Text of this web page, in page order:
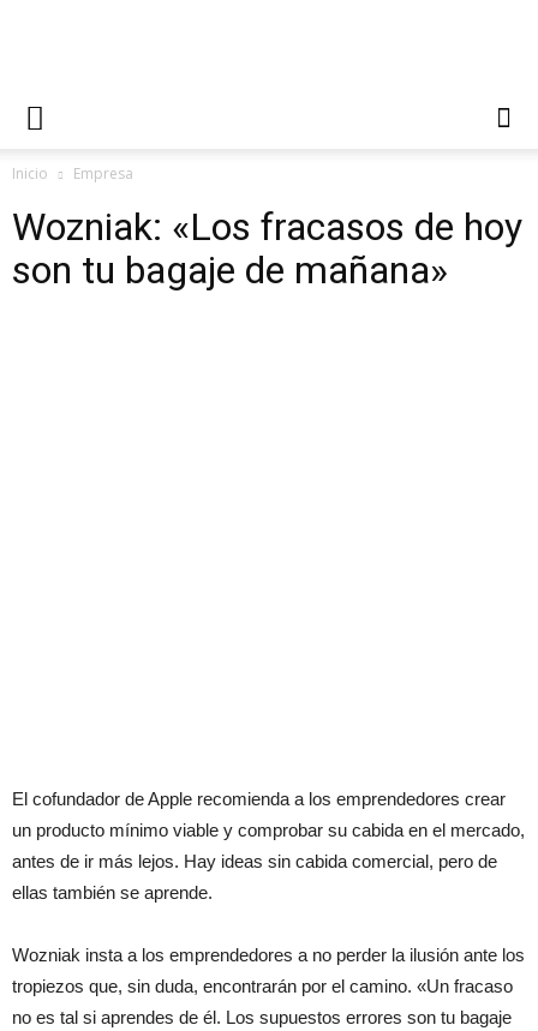
Inicio Empresa
Wozniak: «Los fracasos de hoy
son tu bagaje de mañana»
El cofundador de Apple recomienda a los emprendedores crear
un producto mínimo viable y comprobar su cabida en el mercado,
antes de ir más lejos. Hay ideas sin cabida comercial, pero de
ellas también se aprende.
Wozniak insta a los emprendedores a no perder la ilusión ante los
tropiezos que, sin duda, encontrarán por el camino. «Un fracaso
no es tal si aprendes de él. Los supuestos errores son tu bagaje